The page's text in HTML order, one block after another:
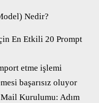
Nedir?
En Etkili 20 Prompt
etme işlemi
başarısız oluyor
Kurulumu: Adım